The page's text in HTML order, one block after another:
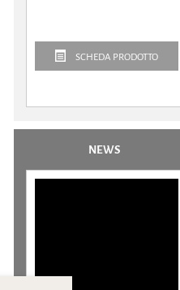
SCHEDA PRODOTTO
NEWS